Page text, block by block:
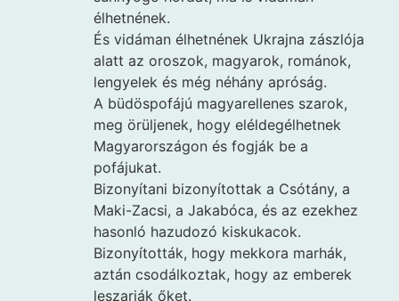
élhetnének.
És vidáman élhetnének Ukrajna zászlója
alatt az oroszok, magyarok, románok,
lengyelek és még néhány apróság.
A büdöspofájú magyarellenes szarok,
meg örüljenek, hogy eléldegélhetnek
Magyarországon és fogják be a
pofájukat.
Bizonyítani bizonyítottak a Csótány, a
Maki-Zacsi, a Jakabóca, és az ezekhez
hasonló hazudozó kiskukacok.
Bizonyították, hogy mekkora marhák,
aztán csodálkoztak, hogy az emberek
leszarják őket.